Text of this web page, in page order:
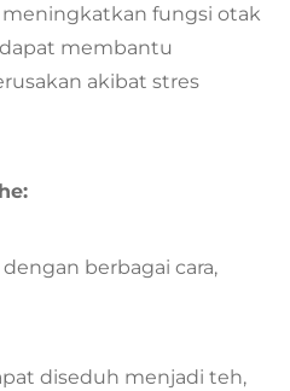
fungsi otak
membantu
akibat stres
berbagai cara,
diseduh menjadi teh,